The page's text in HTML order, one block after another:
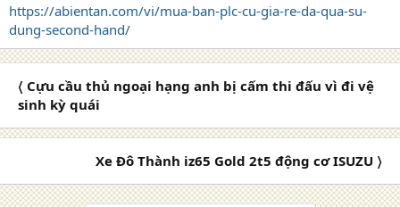
https://abientan.com/vi/mua-ban-plc-cu-gia-re-da-qua-su-
dung-second-hand/
〈 Cựu cầu thủ ngoại hạng anh bị cấm thi đấu vì đi vệ
sinh kỳ quái
Xe Đô Thành iz65 Gold 2t5 động cơ ISUZU 〉